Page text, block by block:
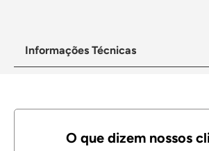
Informações Técnicas